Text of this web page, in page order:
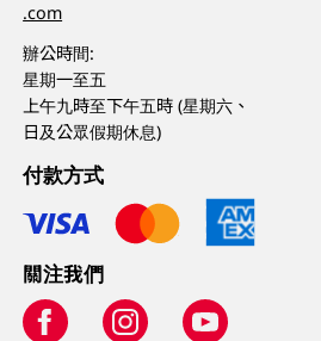
.com
辦公時間:
星期一至五
上午九時至下午五時 (星期六、
日及公眾假期休息)
付款方式
關注我們